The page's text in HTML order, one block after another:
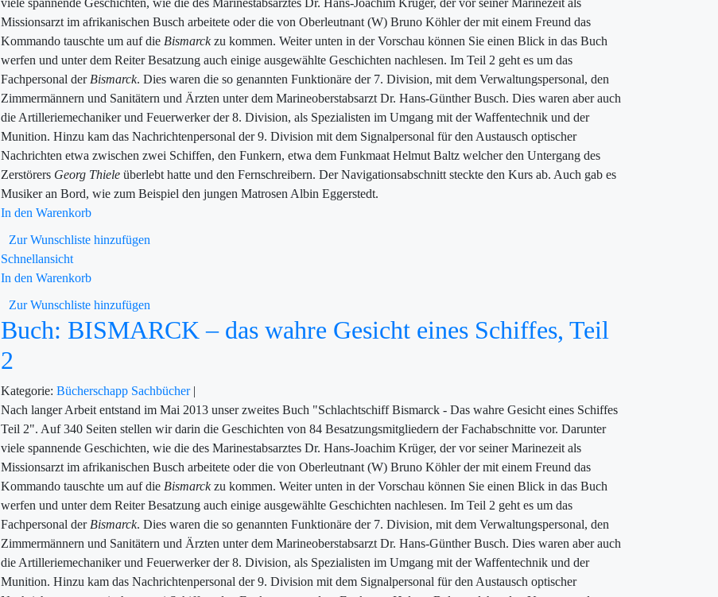
viele spannende Geschichten, wie die des Marinestabsarztes Dr. Hans-Joachim Krüger, der vor seiner Marinezeit als
Missionsarzt im afrikanischen Busch arbeitete oder die von Oberleutnant (W) Bruno Köhler der mit einem Freund das
Kommando tauschte um auf die Bismarckzu kommen. Weiter unten in der Vorschau können Sie einen Blick in das Buch
werfen und unter dem Reiter Besatzung auch einige ausgewählte Geschichten nachlesen. Im Teil 2 geht es um das
Fachpersonal der Bismarck. Dies waren die so genannten Funktionäre der 7. Division, mit dem Verwaltungspersonal, den
Zimmermännern und Sanitätern und Ärzten unter dem Marineoberstabsarzt Dr. Hans-Günther Busch. Dies waren aber auch
die Artilleriemechaniker und Feuerwerker der 8. Division, als Spezialisten im Umgang mit der Waffentechnik und der
Munition. Hinzu kam das Nachrichtenpersonal der 9. Division mit dem Signalpersonal für den Austausch optischer
Nachrichten etwa zwischen zwei Schiffen, den Funkern, etwa dem Funkmaat Helmut Baltz welcher den Untergang des
Zerstörers Georg Thiele überlebt hatte und den Fernschreibern. Der Navigationsabschnitt steckte den Kurs ab. Auch gab es
Musiker an Bord, wie zum Beispiel den jungen Matrosen Albin Eggerstedt.
In den Warenkorb
Zur Wunschliste hinzufügen
Schnellansicht
In den Warenkorb
Zur Wunschliste hinzufügen
Buch: BISMARCK – das wahre Gesicht eines Schiffes, Teil
2
Kategorie: Bücherschapp Sachbücher |
Nach langer Arbeit entstand im Mai 2013 unser zweites Buch "Schlachtschiff Bismarck - Das wahre Gesicht eines Schiffes
Teil 2". Auf 340 Seiten stellen wir darin die Geschichten von 84 Besatzungsmitgliedern der Fachabschnitte vor. Darunter
viele spannende Geschichten, wie die des Marinestabsarztes Dr. Hans-Joachim Krüger, der vor seiner Marinezeit als
Missionsarzt im afrikanischen Busch arbeitete oder die von Oberleutnant (W) Bruno Köhler der mit einem Freund das
Kommando tauschte um auf die Bismarckzu kommen. Weiter unten in der Vorschau können Sie einen Blick in das Buch
werfen und unter dem Reiter Besatzung auch einige ausgewählte Geschichten nachlesen. Im Teil 2 geht es um das
Fachpersonal der Bismarck. Dies waren die so genannten Funktionäre der 7. Division, mit dem Verwaltungspersonal, den
Zimmermännern und Sanitätern und Ärzten unter dem Marineoberstabsarzt Dr. Hans-Günther Busch. Dies waren aber auch
die Artilleriemechaniker und Feuerwerker der 8. Division, als Spezialisten im Umgang mit der Waffentechnik und der
Munition. Hinzu kam das Nachrichtenpersonal der 9. Division mit dem Signalpersonal für den Austausch optischer